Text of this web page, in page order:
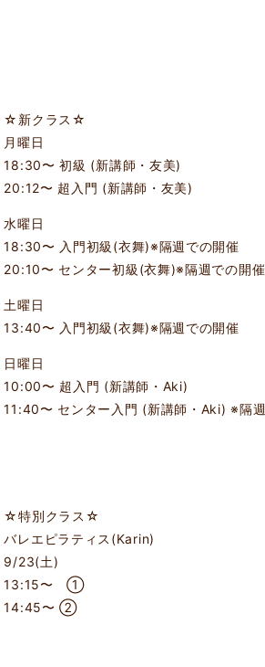
☆新クラス☆
月曜日
18:30〜 初級 (新講師・友美)
20:12〜 超入門 (新講師・友美)
水曜日
18:30〜 入門初級(衣舞)※隔週での開催
20:10〜 センター初級(衣舞)※隔週での開催
土曜日
13:40〜 入門初級(衣舞)※隔週での開催
日曜日
10:00〜 超入門 (新講師・Aki)
11:40〜 センター入門 (新講師・Aki) ※隔
☆特別クラス☆
バレエピラティス(Karin)
9/23(土)
13:15〜 ①
14:45〜 ②